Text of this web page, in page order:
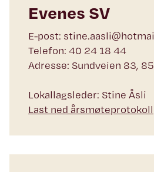
Evenes SV
E-post:
Telefon: 40 24 18 44
Adresse: Sundveien 83,
Lokallagsleder: Stine Åsli
Last ned årsmøteprotokoll